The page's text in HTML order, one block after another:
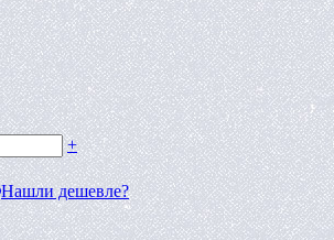
+
Нашли дешевле?